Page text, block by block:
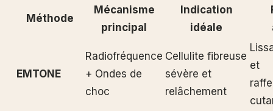
Méthode
Mécanisme
principal
Indication
idéale
EMTONE
Radiofréquence
+ Ondes de
choc
Cellulite fibreuse
sévère et
relâchement
et